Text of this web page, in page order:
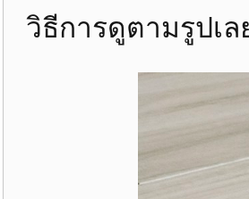
วิธีการดูตามรูปเ